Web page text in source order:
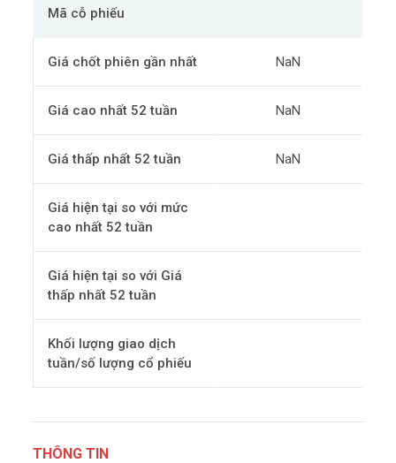
Mã cỗ phiếu
Giá chốt phiên gần nhất NaN
Giá cao nhất 52 tuần NaN
Giá thấp nhất 52 tuần NaN
Giá hiện tại so với mức
cao nhất 52 tuần
Giá hiện tại so với Giá
thấp nhất 52 tuần
Khối lượng giao dịch
tuần/số lượng cổ phiếu
THÔNG TIN